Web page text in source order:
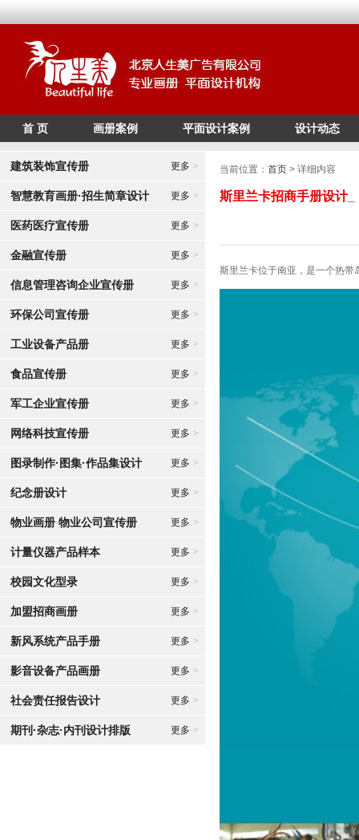
/* */
首 页 画册案例 平面设计案例 设计动态
建筑装饰宣传册 更多 >
智慧教育画册·招生简章设计 更多 >
医药医疗宣传册 更多 >
金融宣传册 更多 >
信息管理咨询企业宣传册 更多 >
环保公司宣传册 更多 >
工业设备产品册 更多 >
食品宣传册 更多 >
军工企业宣传册 更多 >
网络科技宣传册 更多 >
图录制作·图集·作品集设计 更多 >
纪念册设计 更多 >
物业画册 物业公司宣传册 更多 >
计量仪器产品样本 更多 >
校园文化型录 更多 >
加盟招商画册 更多 >
新风系统产品手册 更多 >
影音设备产品画册 更多 >
社会责任报告设计 更多 >
期刊·杂志·内刊设计排版 更多 >
当前位置： 首页 > 详细内容
斯里兰卡招商手册设计
斯里兰卡位于南亚，是一个热带